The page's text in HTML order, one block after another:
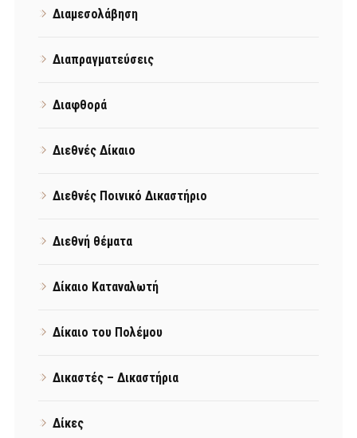
Διαμεσολάβηση
Διαπραγματεύσεις
Διαφθορά
Διεθνές Δίκαιο
Διεθνές Ποινικό Δικαστήριο
Διεθνή θέματα
Δίκαιο Καταναλωτή
Δίκαιο του Πολέμου
Δικαστές – Δικαστήρια
Δίκες